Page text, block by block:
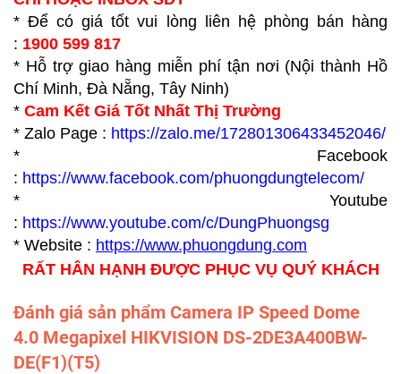
* Để có giá tốt vui lòng liên hệ phòng bán hàng
: 1900 599 817
* Hỗ trợ giao hàng miễn phí tận nơi (Nội thành Hồ
Chí Minh, Đà Nẵng, Tây Ninh)
* Cam Kết Giá Tốt Nhất Thị Trường
* Zalo Page : https://zalo.me/172801306433452046/
* Facebook
: https://www.facebook.com/phuongdungtelecom/
* Youtube
: https://www.youtube.com/c/DungPhuongsg
* Website : https://www.phuongdung.com
RẤT HÂN HẠNH ĐƯỢC PHỤC VỤ QUÝ KHÁCH
Đánh giá sản phẩm Camera IP Speed Dome
4.0 Megapixel HIKVISION DS-2DE3A400BW-
DE(F1)(T5)